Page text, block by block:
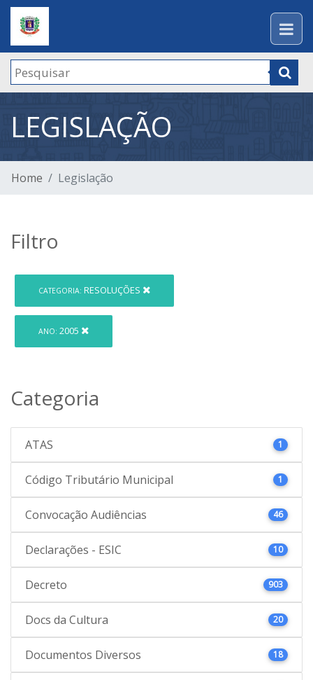
LEGISLAÇÃO
Home Legislação
Filtro
CATEGORIA: RESOLUÇÕES
ANO: 2005
Categoria
ATAS 1
Código Tributário Municipal 1
Convocação Audiências 46
Declarações - ESIC 10
Decreto 903
Docs da Cultura 20
Documentos Diversos 18